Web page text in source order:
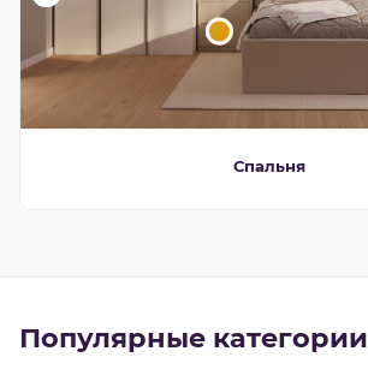
Спальня
Популярные категории